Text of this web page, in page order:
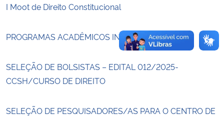
Banco Central do Brasil
Planalto
I Moot de Direito Constitucional
PROGRAMAS ACADÊMICOS INTERNACIONAIS
SELEÇÃO DE BOLSISTAS – EDITAL 012/2025-
CCSH/CURSO DE DIREITO
SELEÇÃO DE PESQUISADORES/AS PARA O CENTRO DE